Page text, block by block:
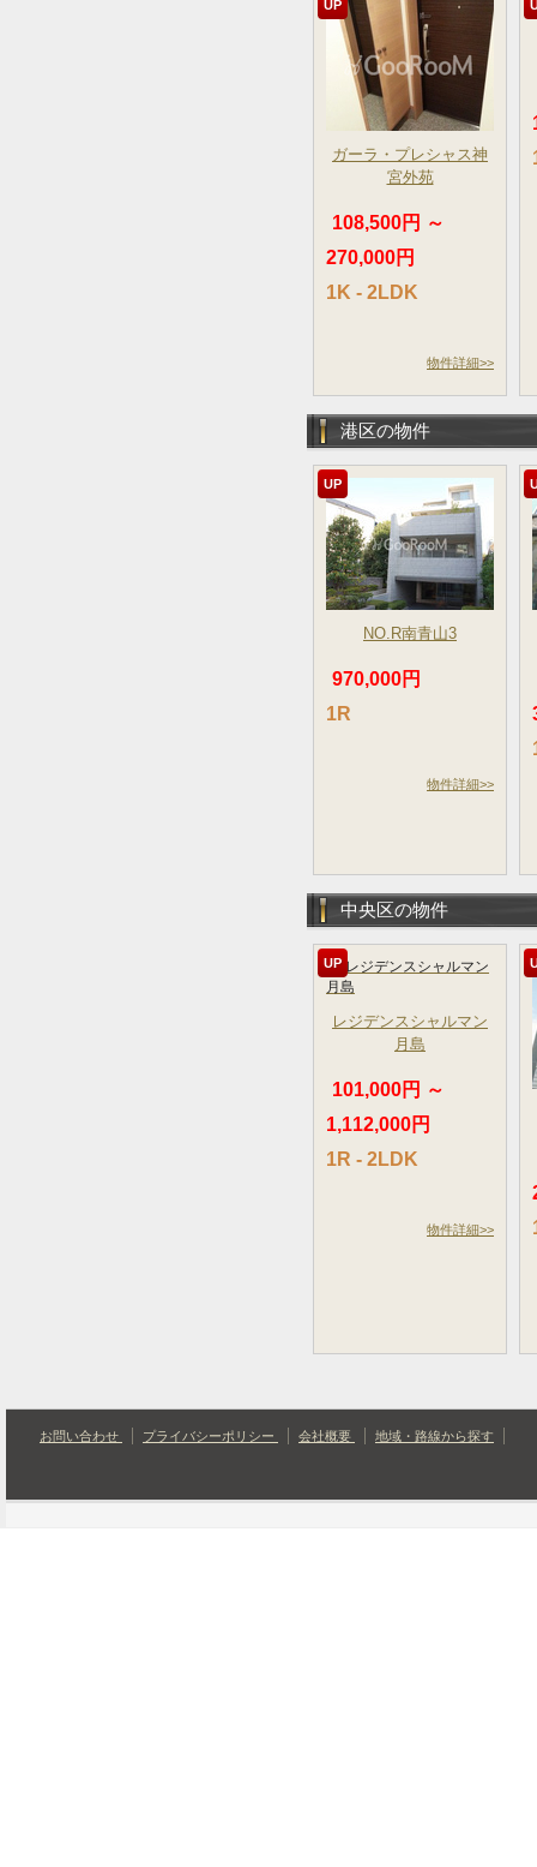
UP
ガーラ・プレシャス神
宮外苑
108,500円 ～
270,000円
1K - 2LDK
物件詳細>>
港区の物件
UP
NO.R南青山3
970,000円
1R
物件詳細>>
中央区の物件
UP
レジデンスシャルマン
月島
101,000円 ～
1,112,000円
1R - 2LDK
物件詳細>>
お問い合わせ プライバシーポリシー 会社概要 地域・路線から探す